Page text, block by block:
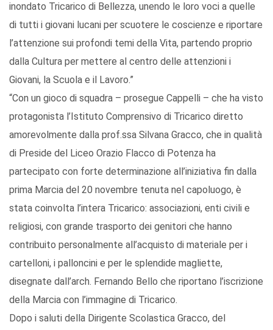
inondato Tricarico di Bellezza, unendo le loro voci a quelle
di tutti i giovani lucani per scuotere le coscienze e riportare
l’attenzione sui profondi temi della Vita, partendo proprio
dalla Cultura per mettere al centro delle attenzioni i
Giovani, la Scuola e il Lavoro.”
“Con un gioco di squadra – prosegue Cappelli – che ha visto
protagonista l’Istituto Comprensivo di Tricarico diretto
amorevolmente dalla prof.ssa Silvana Gracco, che in qualità
di Preside del Liceo Orazio Flacco di Potenza ha
partecipato con forte determinazione all’iniziativa fin dalla
prima Marcia del 20 novembre tenuta nel capoluogo, è
stata coinvolta l’intera Tricarico: associazioni, enti civili e
religiosi, con grande trasporto dei genitori che hanno
contribuito personalmente all’acquisto di materiale per i
cartelloni, i palloncini e per le splendide magliette,
disegnate dall’arch. Fernando Bello che riportano l’iscrizione
della Marcia con l’immagine di Tricarico.
Dopo i saluti della Dirigente Scolastica Gracco, del